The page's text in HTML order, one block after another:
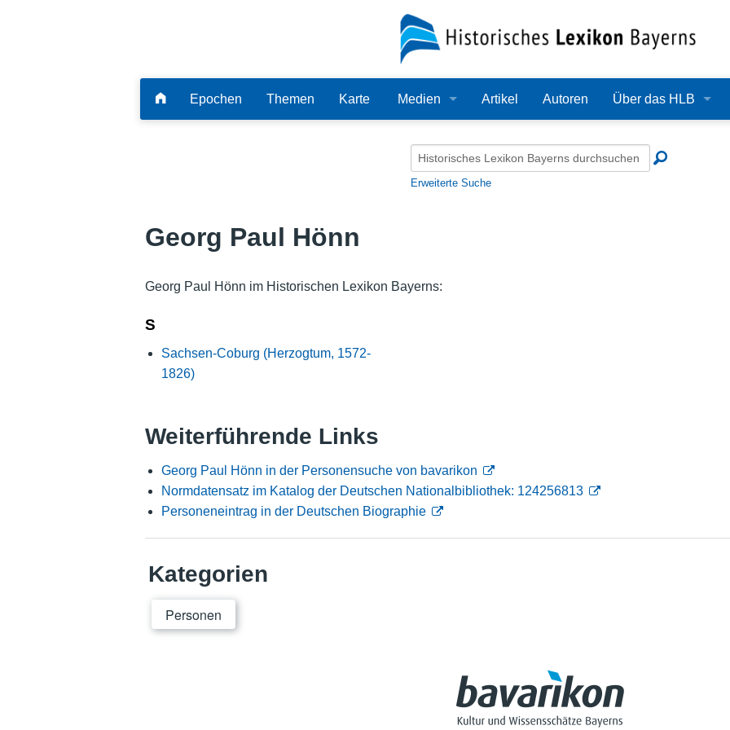
Epochen Themen Karte Medien
Audio
Alle Dateien
Artikel Autoren Über das HLB
Redaktion
Erweiterte Suche
Georg Paul Hönn
Georg Paul Hönn im Historischen Lexikon Bayerns:
S
Sachsen-Coburg (Herzogtum, 1572-
1826)
Weiterführende Links
Georg Paul Hönn in der Personensuche von bavarikon
Normdatensatz im Katalog der Deutschen Nationalbibliothek: 124256813
Personeneintrag in der Deutschen Biographie
Kategorien
Personen